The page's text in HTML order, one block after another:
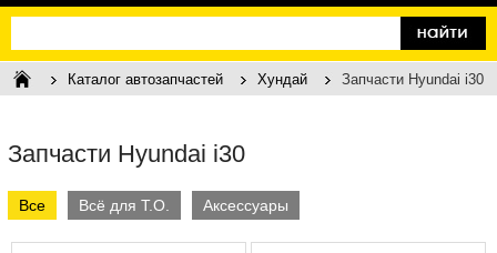
Каталог автозапчастей Хундай Запчасти Hyundai i30
Запчасти Hyundai i30
Все Всё для Т.О. Аксессуары